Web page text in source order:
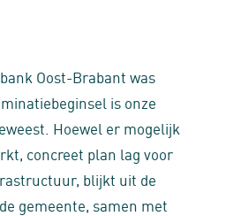
Oost-Brabant was
is onze
Hoewel er mogelijk
concreet plan lag voor
blijkt uit de
gemeente, samen met